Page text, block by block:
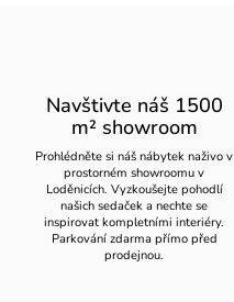
Navštivte náš 1500
m² showroom
Prohlédněte si náš nábytek naživo v
prostorném showroomu v
Loděnicích. Vyzkoušejte pohodlí
našich sedaček a nechte se
inspirovat kompletními interiéry.
Parkování zdarma přímo před
prodejnou.